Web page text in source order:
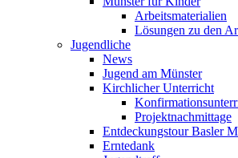
Arbeitsmaterialien
Lösungen zu den
Jugendliche
News
Jugend am Münster
Kirchlicher Unterricht
Projektnachmittage
Entdeckungstour Basler
Erntedank